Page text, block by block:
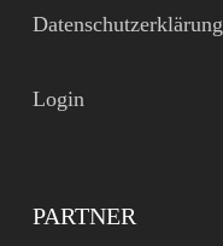
Datenschutzerklärung
Login
PARTNER